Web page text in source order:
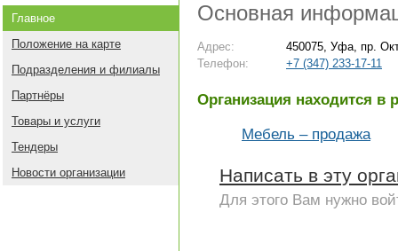
Главное
Положение на карте
Подразделения и филиалы
Партнёры
Товары и услуги
Тендеры
Новости организации
Основная
Адрес:
450075, Уфа, пр.
Телефон:
+7 (347) 233-17-11
Организация находится в
Мебель – продажа
Написать в эту
Для этого Вам нужно